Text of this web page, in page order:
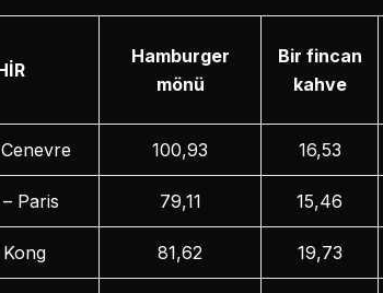
Hamburger
mönü
Bir fincan
kahve
100,93 16,53
Paris 79,11 15,46
81,62 19,73